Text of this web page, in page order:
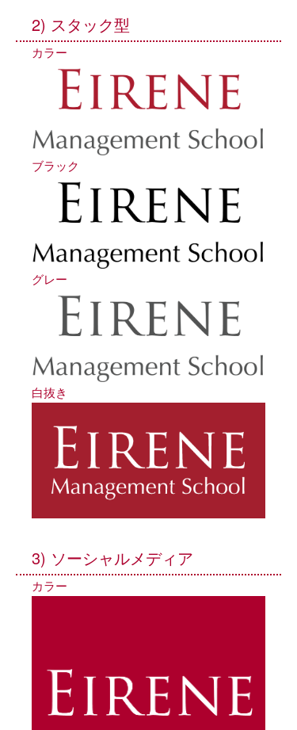
2) スタック型
カラー
ブラック
グレー
白抜き
3) ソーシャルメディア
カラー